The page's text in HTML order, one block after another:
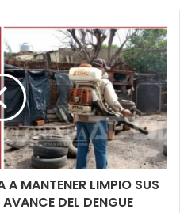
MANTENER LIMPIO SUS
DEL DENGUE